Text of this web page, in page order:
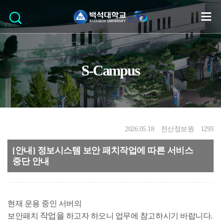
S-Campus
2026.05.18 전산정보원 1293
[안내] 정보시스템 보안 패치작업에 따른 서비스
중단 안내
현재 운용 중인 서버의
보안패치 작업을 하고자하오니 업무에 참고하시기 바랍니다.